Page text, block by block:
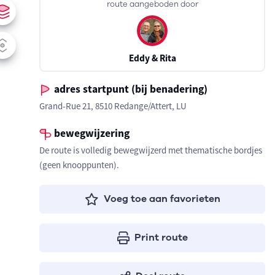
route aangeboden door
Eddy & Rita
adres startpunt (bij benadering)
Grand-Rue 21, 8510 Redange/Attert, LU
bewegwijzering
De route is volledig bewegwijzerd met thematische bordjes
(geen knooppunten).
Voeg toe aan favorieten
Print route